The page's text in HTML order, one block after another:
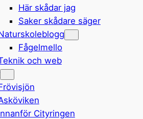
Här skådar jag
Saker skådare säger
Fågelmello
och web
Cityringen